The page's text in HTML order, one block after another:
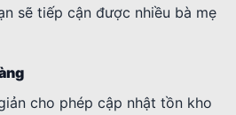
sẽ tiếp cận được nhiều bà mẹ
cho phép cập nhật tồn kho